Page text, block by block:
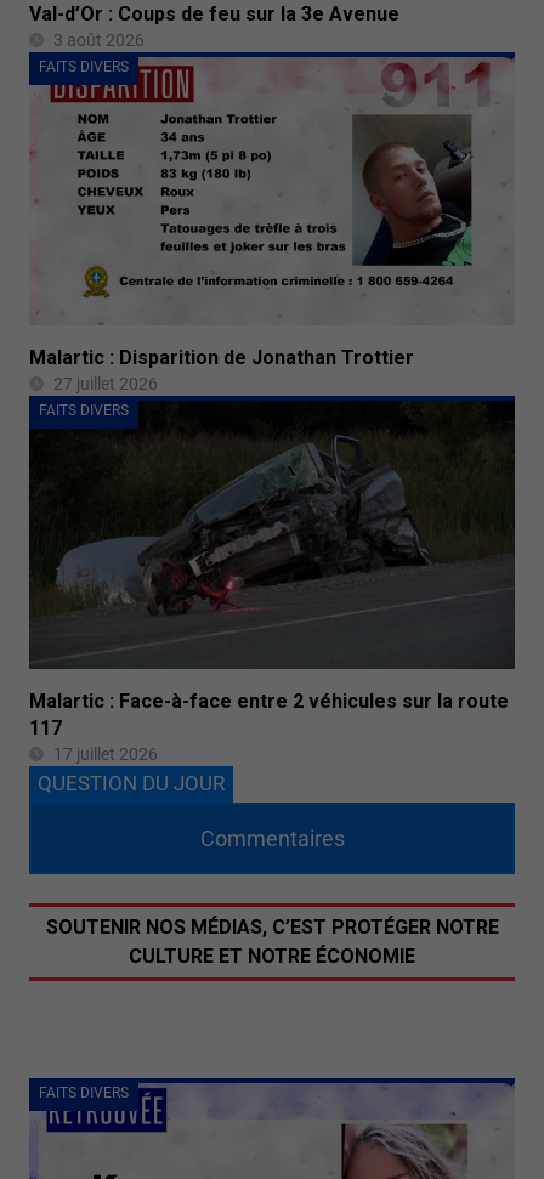
Val-d’Or : Coups de feu sur la 3e Avenue
3 août 2026
FAITS DIVERS
Malartic : Disparition de Jonathan Trottier
27 juillet 2026
FAITS DIVERS
Malartic : Face-à-face entre 2 véhicules sur la route
117
17 juillet 2026
FAITS DIVERS
QUESTION DU JOUR
Commentaires
SOUTENIR NOS MÉDIAS, C’EST PROTÉGER NOTRE
CULTURE ET NOTRE ÉCONOMIE